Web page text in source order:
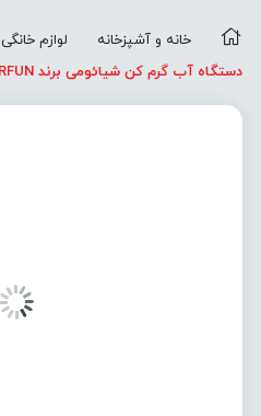
خانه و آشپزخانه لوازم خانگی
دستگاه آب گرم کن شیائومی برند MORFUN